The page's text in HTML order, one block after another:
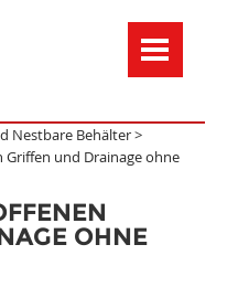
Nestbare Behälter>
Griffen und Drainage ohne
OHNE